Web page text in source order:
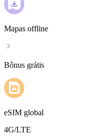
Mapas offline
Bônus grátis
eSIM global
4G/LTE